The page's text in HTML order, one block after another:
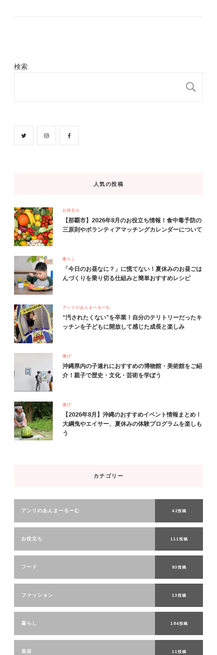
検索
人気の投稿
お役立ち
【那覇市】2026年8月のお役立ち情報！食中毒予防の
三原則やボランティアマッチングカレンダーについて
暮らし
「今日のお昼なに？」に慌てない！夏休みのお昼ごは
んづくりを乗り切る仕組みと簡単おすすめレシピ
アンリのあんまーるーむ
“汚されたくない”を卒業！自分のテリトリーだったキ
ッチンを子どもに開放して感じた成長と楽しみ
遊び
沖縄県内の子連れにおすすめの博物館・美術館をご紹
介！親子で歴史・文化・芸術を学ぼう
遊び
【2026年8月】沖縄のおすすめイベント情報まとめ！
大綱曳やエイサー、夏休みの体験プログラムを楽しも
う
カテゴリー
アンリのあんまーるーむ 42投稿
お役立ち 111投稿
フード 83投稿
ファッション 13投稿
暮らし 184投稿
美容 11投稿